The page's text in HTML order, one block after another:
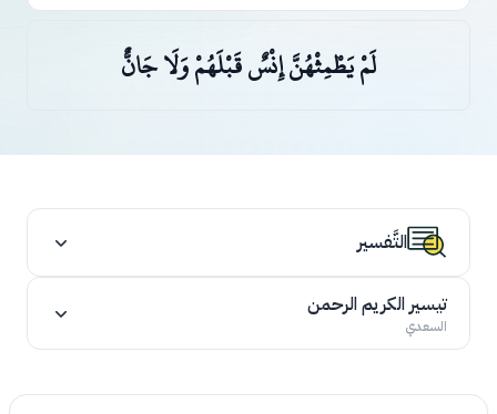
لَمْ يَطْمِثْهُنَّ إِنْسٌ قَبْلَهُمْ وَلَا جَانٌّ
التَّفسير
تيسير الكريم الرحمن
السعدي